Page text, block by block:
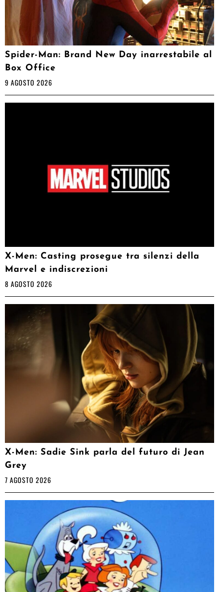
Spider-Man: Brand New Day inarrestabile al
Box Office
9 AGOSTO 2026
X-Men: Casting prosegue tra silenzi della
Marvel e indiscrezioni
8 AGOSTO 2026
X-Men: Sadie Sink parla del futuro di Jean
Grey
7 AGOSTO 2026